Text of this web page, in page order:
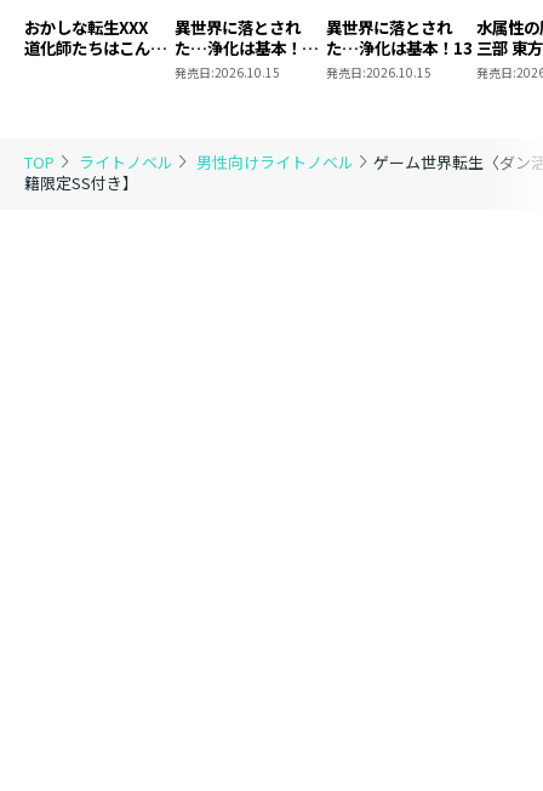
TOP ライトノベル 男性向けライトノベル
ゲーム世界転生〈ダン
籍限定SS付き】
おかしな転生XXX
道化師たちはこんが
異世界に落とされ
た…浄化は基本！
13【ピッコマ限定
発売日:2026.10.15
異世界に落とされ
た…浄化は基本！13
発売日:2026.10.15
水属性
三部 東
発売日: